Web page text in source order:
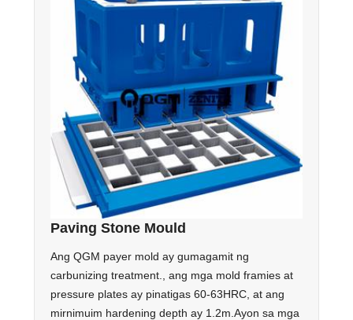
Paving Stone Mould
Ang QGM payer mold ay gumagamit ng
carbunizing treatment., ang mga mold framies at
pressure plates ay pinatigas 60-63HRC, at ang
mirnimuim hardening depth ay 1.2m.Ayon sa mga